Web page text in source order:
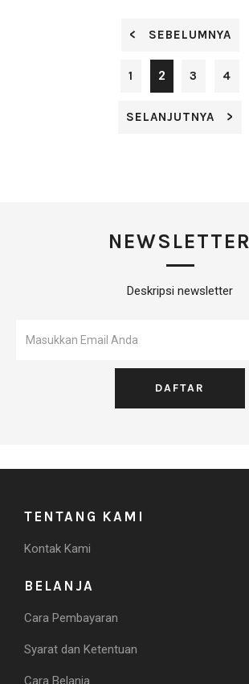
< SEBELUMNYA
1 2 3 4
SELANJUTNYA >
NEWSLETTER
Deskripsi newsletter
TENTANG KAMI
Kontak Kami
BELANJA
Cara Pembayaran
Syarat dan Ketentuan
Cara Belanja